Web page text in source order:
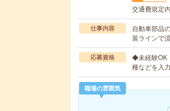
交通費規定
仕事内容
自動車部品
装ラインで
応募資格
◆未経験OK
種などを入
職場の雰囲気